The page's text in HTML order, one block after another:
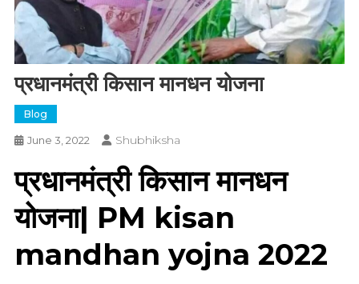
प्रधानमंत्री किसान मानधन योजना
Blog
June 3, 2022 Shubhiksha
प्रधानमंत्री किसान मानधन
योजना| PM kisan
mandhan yojna 2022